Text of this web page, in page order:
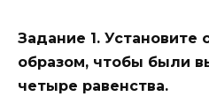
Задание 1. Установите
образом, чтобы были
четыре равенства.